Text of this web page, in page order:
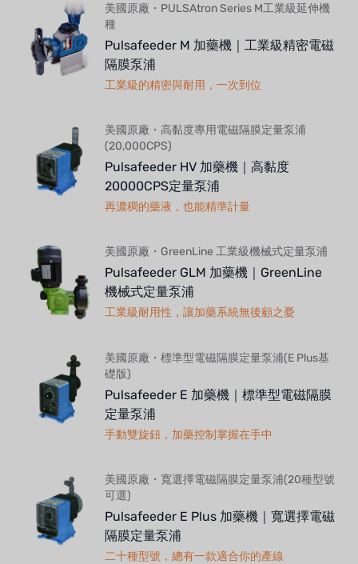
美國原廠・PULSAtron Series M工業級延伸機
種
Pulsafeeder M 加藥機｜工業級精密電磁
隔膜泵浦
工業級的精密與耐用，一次到位
美國原廠・高黏度專用電磁隔膜定量泵浦
(20,000CPS)
Pulsafeeder HV 加藥機｜高黏度
20000CPS定量泵浦
再濃稠的藥液，也能精準計量
美國原廠・GreenLine 工業級機械式定量泵浦
Pulsafeeder GLM 加藥機｜GreenLine
機械式定量泵浦
工業級耐用性，讓加藥系統無後顧之憂
美國原廠・標準型電磁隔膜定量泵浦(E Plus基
礎版)
Pulsafeeder E 加藥機｜標準型電磁隔膜
定量泵浦
手動雙旋鈕，加藥控制掌握在手中
美國原廠・寬選擇電磁隔膜定量泵浦(20種型號
可選)
Pulsafeeder E Plus 加藥機｜寬選擇電磁
隔膜定量泵浦
二十種型號，總有一款適合你的產線